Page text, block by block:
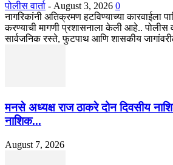
पोलीस वार्ता - August 3, 2026 0
नागरिकांनी अतिक्रमण हटविण्याच्या कारवाईला
करण्याची मागणी प्रशासनाला केली आहे.. पोलीस
सार्वजनिक रस्ते, फुटपाथ आणि शासकीय
मनसे अध्यक्ष राज ठाकरे दोन दिवसीय
नाशिक...
August 7, 2026